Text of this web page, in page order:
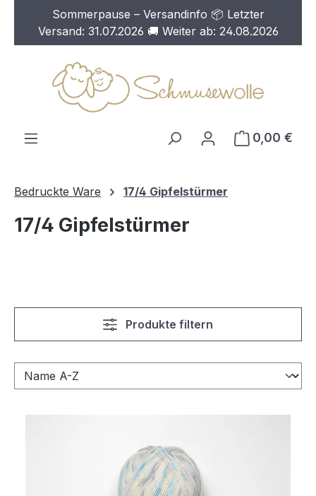
Zum Hauptinhalt springen
Sommerpause – Versandinfo 📦 Letzter
Versand: 31.07.2026 🚚 Weiter ab: 24.08.2026
0,00 €
Bedruckte Ware 17/4 Gipfelstürmer
17/4 Gipfelstürmer
Produkte filtern